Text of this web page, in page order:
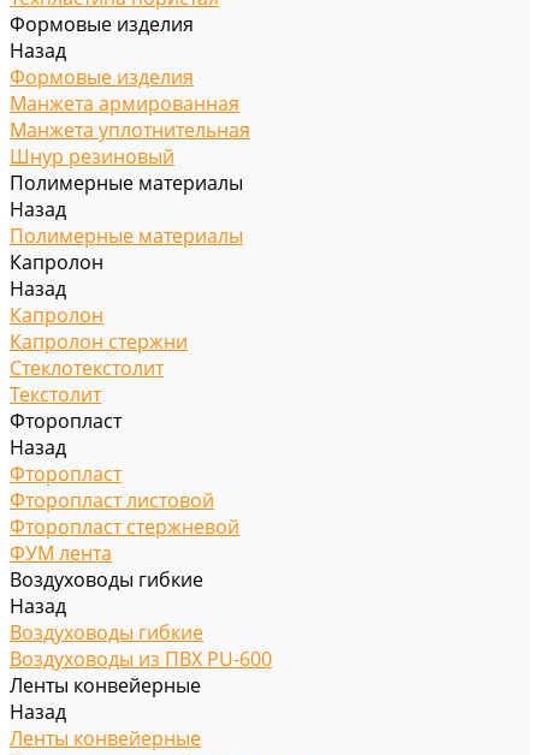
Формовые изделия
Назад
Формовые изделия
Манжета армированная
Манжета уплотнительная
Шнур резиновый
Полимерные материалы
Назад
Полимерные материалы
Капролон
Назад
Капролон
Капролон стержни
Стеклотекстолит
Текстолит
Фторопласт
Назад
Фторопласт
Фторопласт листовой
Фторопласт стержневой
ФУМ лента
Воздуховоды гибкие
Назад
Воздуховоды гибкие
Воздуховоды из ПВХ PU-600
Ленты конвейерные
Назад
Ленты конвейерные